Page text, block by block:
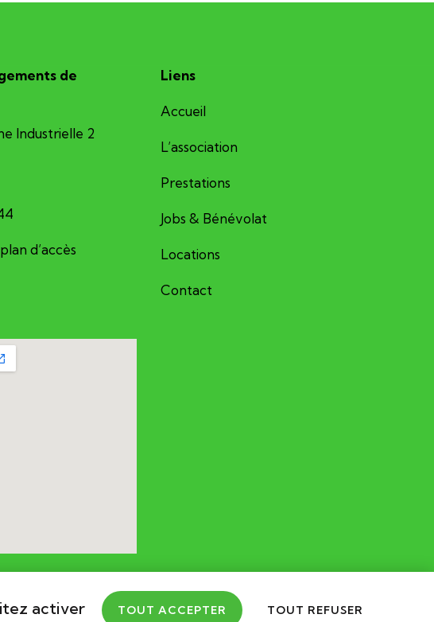
de
Industrielle 2
d’accès
Liens
Accueil
L’association
Prestations
Jobs & Bénévolat
Locations
Contact
activer TOUT ACCEPTER TOUT REFUSER